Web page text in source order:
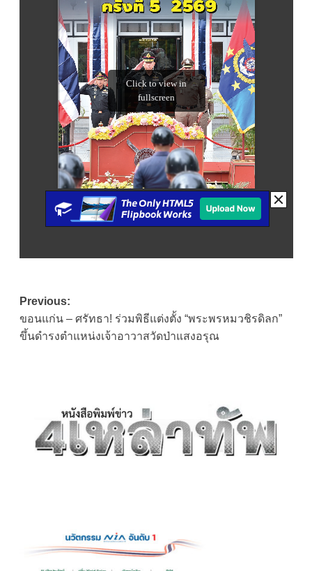
Post
navigation
Previous:
ขอนแก่น – ศรัทธา! ร่วมพิธีแต่งตั้ง “พระพรหมวชิรดิลก”
ขึ้นดำรงตำแหน่งเจ้าอาวาสวัดป่าแสงอรุณ